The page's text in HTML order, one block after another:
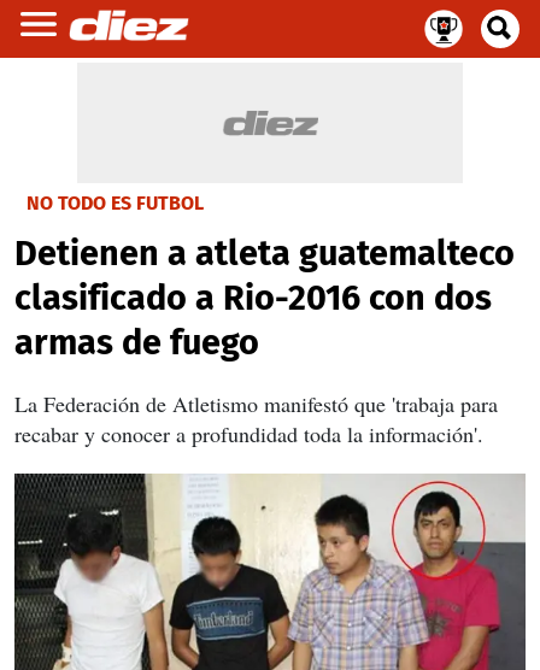
NO TODO ES FUTBOL
Detienen a atleta guatemalteco
clasificado a Rio-2016 con dos
armas de fuego
La Federación de Atletismo manifestó que 'trabaja para
recabar y conocer a profundidad toda la información'.